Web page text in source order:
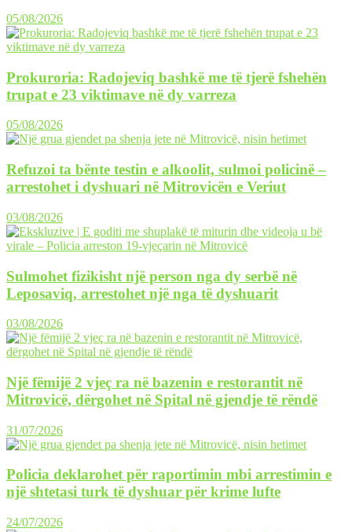
05/08/2026
Prokuroria: Radojeviq bashkë me të tjerë fshehën
trupat e 23 viktimave në dy varreza
05/08/2026
Refuzoi ta bënte testin e alkoolit, sulmoi policinë –
arrestohet i dyshuari në Mitrovicën e Veriut
03/08/2026
Sulmohet fizikisht një person nga dy serbë në
Leposaviq, arrestohet një nga të dyshuarit
03/08/2026
Një fëmijë 2 vjeç ra në bazenin e restorantit në
Mitrovicë, dërgohet në Spital në gjendje të rëndë
31/07/2026
Policia deklarohet për raportimin mbi arrestimin e
një shtetasi turk të dyshuar për krime lufte
24/07/2026